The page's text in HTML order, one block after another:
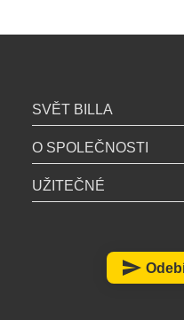
SVĚT BILLA
O SPOLEČNOSTI
UŽITEČNÉ
send